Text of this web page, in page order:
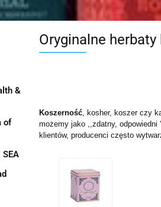
Nałęczowskie Kwiaty
&
of
Oryginalne
Koszerność, kosher, koszer czy
możemy jako ,,zdatny, odpowiedni
klientów, producenci często